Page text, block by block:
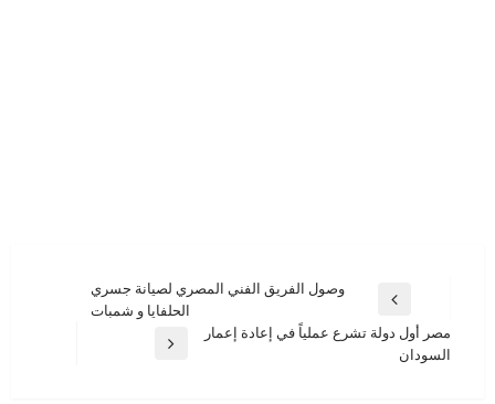
المقالات
المقالة
السابقة
وصول الفريق الفني المصري لصيانة جسري
الحلفايا و شمبات
المقالة
مصر أول دولة تشرع عملياً في إعادة إعمار
السودان